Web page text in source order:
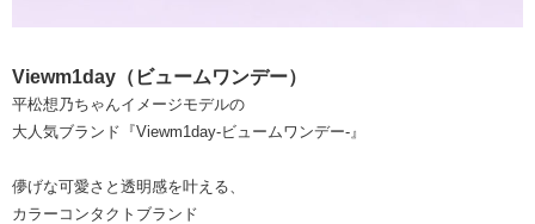
Viewm1day（ビュームワンデー）
平松想乃ちゃんイメージモデルの
大人気ブランド『Viewm1day-ビュームワンデー-』
儚げな可愛さと透明感を叶える、
カラーコンタクトブランド